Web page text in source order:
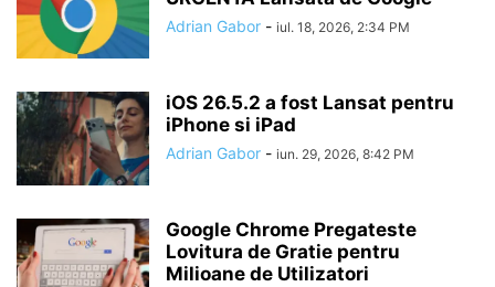
Adrian Gabor - iul. 18, 2026, 2:34 PM
iOS 26.5.2 a fost Lansat pentru
iPhone si iPad
Adrian Gabor - iun. 29, 2026, 8:42 PM
Google Chrome Pregateste
Lovitura de Gratie pentru
Milioane de Utilizatori